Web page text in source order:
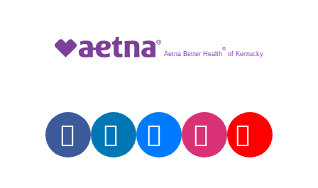
Aetna Better Health
®
of Kentucky